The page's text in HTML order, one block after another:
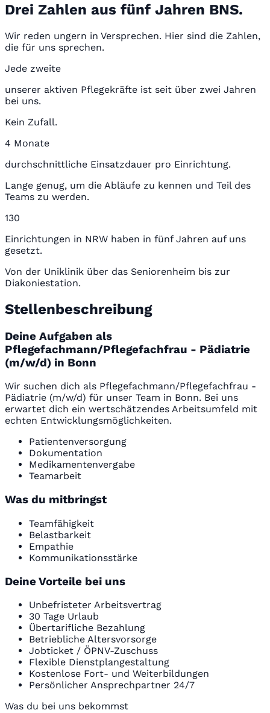
Drei Zahlen aus fünf Jahren BNS.
Wir reden ungern in Versprechen. Hier sind die Zahlen,
die für uns sprechen.
Jede zweite
unserer aktiven Pflegekräfte ist seit über zwei Jahren
bei uns.
Kein Zufall.
4 Monate
durchschnittliche Einsatzdauer pro Einrichtung.
Lange genug, um die Abläufe zu kennen und Teil des
Teams zu werden.
130
Einrichtungen in NRW haben in fünf Jahren auf uns
gesetzt.
Von der Uniklinik über das Seniorenheim bis zur
Diakoniestation.
Stellenbeschreibung
Deine Aufgaben als
Pflegefachmann/Pflegefachfrau - Pädiatrie
(m/w/d) in Bonn
Wir suchen dich als Pflegefachmann/Pflegefachfrau -
Pädiatrie (m/w/d) für unser Team in Bonn. Bei uns
erwartet dich ein wertschätzendes Arbeitsumfeld mit
echten Entwicklungsmöglichkeiten.
Patientenversorgung
Dokumentation
Medikamentenvergabe
Teamarbeit
Was du mitbringst
Teamfähigkeit
Belastbarkeit
Empathie
Kommunikationsstärke
Deine Vorteile bei uns
Unbefristeter Arbeitsvertrag
30 Tage Urlaub
Übertarifliche Bezahlung
Betriebliche Altersvorsorge
Jobticket / ÖPNV-Zuschuss
Flexible Dienstplangestaltung
Kostenlose Fort- und Weiterbildungen
Persönlicher Ansprechpartner 24/7
Was du bei uns bekommst